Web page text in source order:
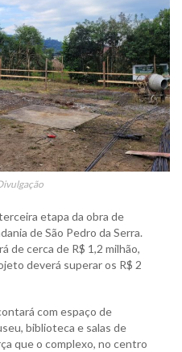
etapa da obra de
de São Pedro da Serra.
de cerca de R$ 1,2 milhão,
deverá superar os R$ 2
com espaço de
biblioteca e salas de
que o complexo, no centro